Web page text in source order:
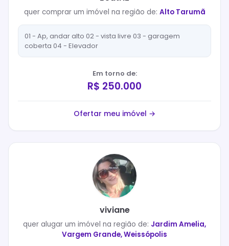
quer comprarum imóvel na região de: Alto Tarumã
01 - Ap, andar alto 02 - vista livre 03 - garagem
coberta 04 - Elevador
Em torno de:
R$ 250.000
Ofertar meu imóvel →
viviane
quer alugar um imóvel na região de: Jardim Amelia,
Vargem Grande, Weissópolis